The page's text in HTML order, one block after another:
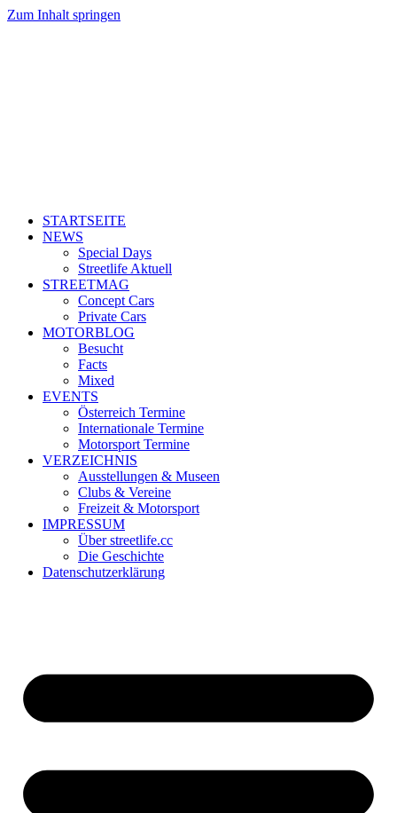
Zum Inhalt springen
STARTSEITE
NEWS
Special Days
Streetlife Aktuell
STREETMAG
Concept Cars
Private Cars
MOTORBLOG
Besucht
Facts
Mixed
EVENTS
Österreich Termine
Internationale Termine
Motorsport Termine
VERZEICHNIS
Ausstellungen & Museen
Clubs & Vereine
Freizeit & Motorsport
IMPRESSUM
Über streetlife.cc
Die Geschichte
Datenschutzerklärung